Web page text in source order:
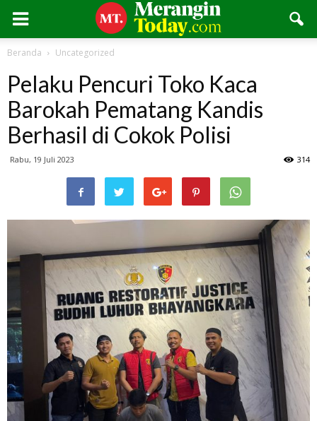
Beranda Uncategorized
Pelaku Pencuri Toko Kaca
Barokah Pematang Kandis
Berhasil di Cokok Polisi
Rabu, 19 Juli 2023 314